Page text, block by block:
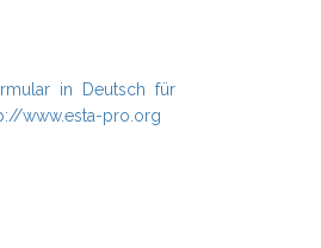
in Deutsch für
www.esta-pro.org